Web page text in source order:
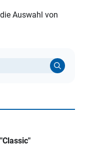
Auswahl von